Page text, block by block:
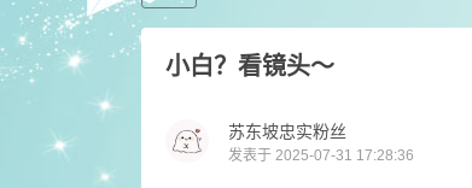
小白？看镜头～
苏东坡忠实粉丝
发表于 2025-07-31 17:28:36